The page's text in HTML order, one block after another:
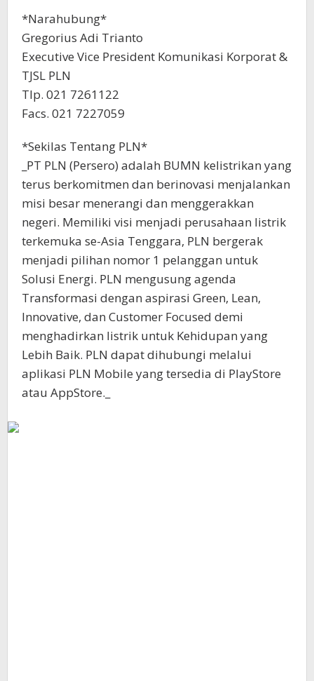
*Narahubung*
Gregorius Adi Trianto
Executive Vice President Komunikasi Korporat &
TJSL PLN
Tlp. 021 7261122
Facs. 021 7227059
*Sekilas Tentang PLN*
_PT PLN (Persero) adalah BUMN kelistrikan yang
terus berkomitmen dan berinovasi menjalankan
misi besar menerangi dan menggerakkan
negeri. Memiliki visi menjadi perusahaan listrik
terkemuka se-Asia Tenggara, PLN bergerak
menjadi pilihan nomor 1 pelanggan untuk
Solusi Energi. PLN mengusung agenda
Transformasi dengan aspirasi Green, Lean,
Innovative, dan Customer Focused demi
menghadirkan listrik untuk Kehidupan yang
Lebih Baik. PLN dapat dihubungi melalui
aplikasi PLN Mobile yang tersedia di PlayStore
atau AppStore._